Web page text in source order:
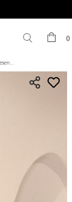
Sıfır Kol Desenli Büyük Beden Bluz Ekru